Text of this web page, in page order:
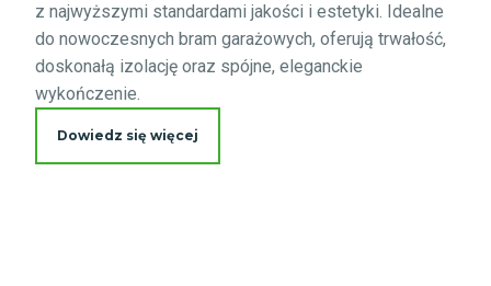
z najwyższymi standardami jakości i estetyki. Idealne
do nowoczesnych bram garażowych, oferują trwałość,
doskonałą izolację oraz spójne, eleganckie
wykończenie.
Dowiedz się więcej